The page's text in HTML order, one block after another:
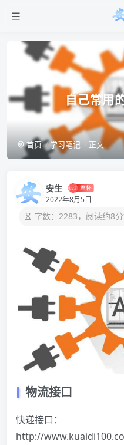
自己常用
首页 学习笔记 正文
安生
2022年8月5日
字数：2283，阅读约8
物流接口
快递接口：
http://